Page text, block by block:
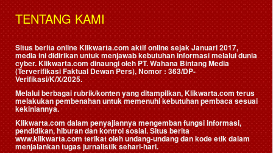
TENTANG KAMI
Situs berita online Klikwarta.com aktif online sejak Januari 2017,
media ini didirikan untuk menjawab kebutuhan informasi melalui dunia
cyber. Klikwarta.com dinaungi oleh PT. Wahana Bintang Media
(Terverifikasi Faktual Dewan Pers), Nomor : 363/DP-
Verifikasi/K/X/2025.
Melalui berbagai rubrik/konten yang ditampilkan, Klikwarta.com terus
melakukan pembenahan untuk memenuhi kebutuhan pembaca sesuai
kekiniannya.
Klikwarta.com dalam penyajiannya mengemban fungsi informasi,
pendidikan, hiburan dan kontrol sosial. Situs berita
www.klikwarta.com terikat oleh undang-undang dan kode etik dalam
menjalankan tugas jurnalistik sehari-hari.